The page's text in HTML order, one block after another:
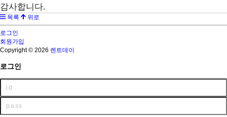
감사합니다.
목록 위로
로그인
회원가입
Copyright © 2026 렌트데이
로그인